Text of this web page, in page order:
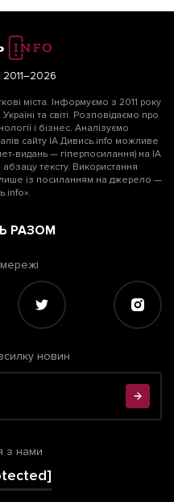
2011–2026
міста. Інформуємо з 2011 року
та світі. Розповідаємо про
і бізнес. Аналізуємо
сайту ІА Дивись.info можливе
видань — гіперпосилання) на ІА
тексту. Використання
із посиланням на джерело —
РАЗОМ
новин
з нами